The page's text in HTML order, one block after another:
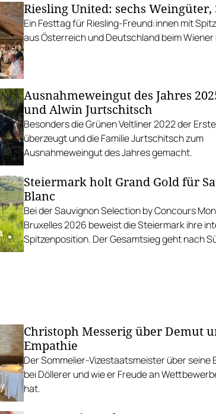
Riesling United: sechs Weingüter,
Ein Festtag für Riesling-Freund:innen mit
aus Österreich und Deutschland beim
Ausnahmeweingut des Jahres
und Alwin Jurtschitsch
Besonders die Grünen Veltliner 2022 der
überzeugt und die Familie Jurtschitsch zum
Ausnahmeweingut des Jahres gemacht.
Steiermark holt Grand Gold für
Blanc
Bei der Sauvignon Selection by Concours
Bruxelles 2026 beweist die Steiermark ihre
Spitzenposition. Der Gesamtsieg geht nach
Christoph Messerig über Demut
Empathie
Der Sommelier-Vizestaatsmeister über seine
bei Döllerer und wie er Freude an
hat.